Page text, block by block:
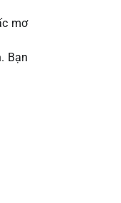
mơ
Bạn